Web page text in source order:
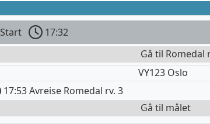
Start 17:32
Gå til Romedal
VY123 Oslo
17:53 Avreise Romedal rv. 3
Gå til målet